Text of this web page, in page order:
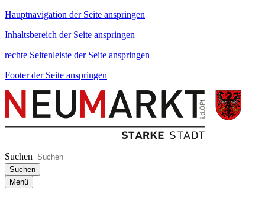
Hauptnavigation der Seite anspringen
Inhaltsbereich der Seite anspringen
rechte Seitenleiste der Seite anspringen
Footer der Seite anspringen
Suchen
Suchen
Menü